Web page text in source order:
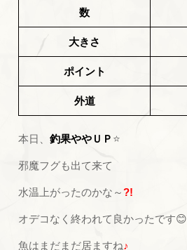
数
大きさ
ポイント
外道
本日、釣果ややＵＰ ⭐
邪魔フグも出て来て
水温上がったのかな～?!
オデコなく終われて良かったです😊
魚はまだまだ居ますね♪